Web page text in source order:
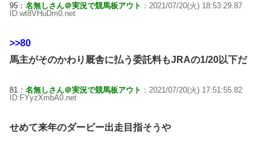
95： 名無しさん＠実況で競馬板アウト ：2021/07/20(火) 18:53:29.87
ID:wt8VHuDm0.net
>>80
馬主がそのかわり厩舎に払う委託料もJRAの1/20以下だ
81： 名無しさん＠実況で競馬板アウト ：2021/07/20(火) 17:51:55.82
ID:FYyzXmbA0.net
せめて来年のダービー出走目指そうや